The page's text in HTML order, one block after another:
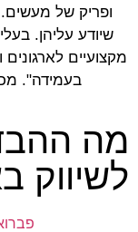
שיודע עליהן.
מקצועיים
בעמידה".
מה
לשיווק
פברואר 15,